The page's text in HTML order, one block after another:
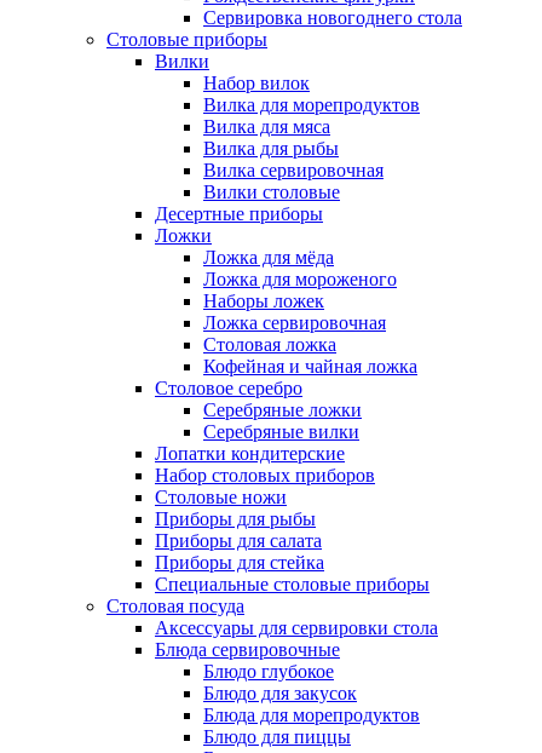
Сервировка новогоднего стола
Столовые приборы
Вилки
Набор вилок
Вилка для морепродуктов
Вилка для мяса
Вилка для рыбы
Вилка сервировочная
Вилки столовые
Десертные приборы
Ложки
Ложка для мёда
Ложка для мороженого
Наборы ложек
Ложка сервировочная
Столовая ложка
Кофейная и чайная ложка
Столовое серебро
Серебряные ложки
Серебряные вилки
Лопатки кондитерские
Набор столовых приборов
Столовые ножи
Приборы для рыбы
Приборы для салата
Приборы для стейка
Специальные столовые приборы
Столовая посуда
Аксессуары для сервировки стола
Блюда сервировочные
Блюдо глубокое
Блюдо для закусок
Блюда для морепродуктов
Блюдо для пиццы